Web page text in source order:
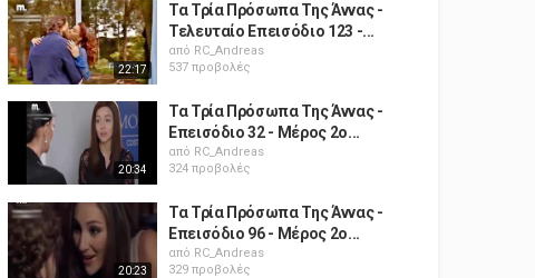
22:17
Τα Τρία Πρόσωπα Της Άννας -
Τελευταίο Επεισόδιο 123 -...
από RC_Andreas
537 προβολές
20:34
Τα Τρία Πρόσωπα Της Άννας -
Επεισόδιο 32 - Μέρος 2ο...
από RC_Andreas
324 προβολές
20:23
Τα Τρία Πρόσωπα Της Άννας -
Επεισόδιο 96 - Μέρος 2ο...
από RC_Andreas
329 προβολές